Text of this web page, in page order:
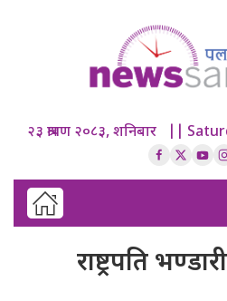
२३ श्रावण २०८३, शनिबार ||
राष्ट्रपति